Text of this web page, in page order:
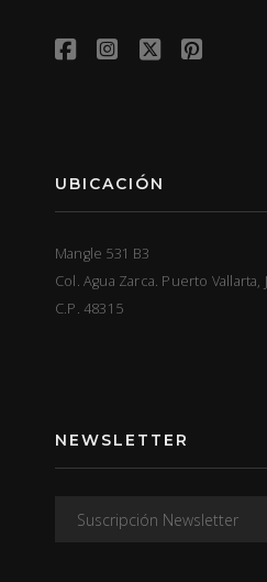
UBICACIÓN
Mangle 531 B3
Col. Agua Zarca. Puerto Vallarta,
C.P. 48315
NEWSLETTER